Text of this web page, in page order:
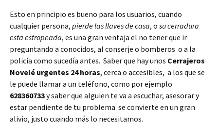
Esto en principio es bueno para los usuarios, cuando
cualquier persona, pierde las llaves de casa, o su cerradura
esta estropeada, es una gran ventaja el no tener que ir
preguntando a conocidos, al conserje o bomberos o a la
policía como sucedía antes. Saber que hay unos Cerrajeros
Novelé urgentes 24 horas, cerca o accesibles, a los que se
le puede llamar a un teléfono, como por ejemplo
628360733y saber que alguien te va a escuchar, asesorar y
estar pendiente de tu problema se convierte en un gran
alivio, justo cuando más lo necesitamos.